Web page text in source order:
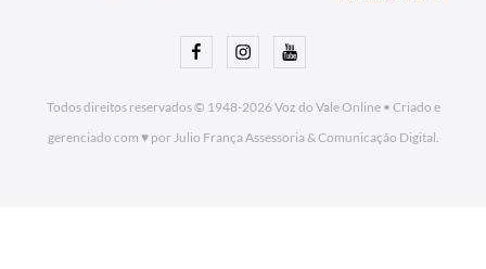
FacebookInstagramYoutube
Todos direitos reservados © 1948-2026Voz do Vale Online• Criado e
gerenciado com ♥ por Julio França Assessoria& Comunicação Digital.